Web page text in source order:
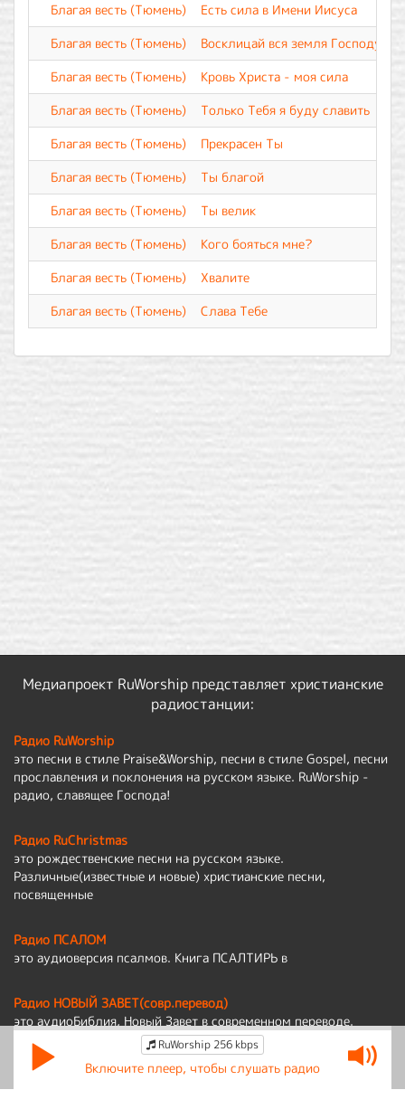
Благая весть (Тюмень)
Есть сила в Имени Иисуса
Благая весть (Тюмень)
Восклицай вся земля Господу
Благая весть (Тюмень)
Кровь Христа - моя сила
Благая весть (Тюмень)
Только Тебя я буду славить
Благая весть (Тюмень)
Прекрасен Ты
Благая весть (Тюмень)
Ты благой
Благая весть (Тюмень)
Ты велик
Благая весть (Тюмень)
Кого бояться мне?
Благая весть (Тюмень)
Хвалите
Благая весть (Тюмень)
Слава Тебе
Медиапроект RuWorship представляет христианские
радиостанции:
Радио RuWorship
это песни в стиле Praise&Worship, песни в стиле Gospel, песни
прославления и поклонения на русском языке. RuWorship -
радио, славящее Господа!
Радио RuChristmas
это рождественские песни на русском языке.
Различные(известные и новые) христианские песни,
посвященные
Радио ПСАЛОМ
это аудиоверсия псалмов. Книга ПСАЛТИРЬ в
Радио НОВЫЙ ЗАВЕТ(совр.перевод)
это аудиоБиблия, Новый Завет в современном переводе.
Политика обработки персональных данных
RuWorship 256 kbps
Включите плеер, чтобы слушать радио